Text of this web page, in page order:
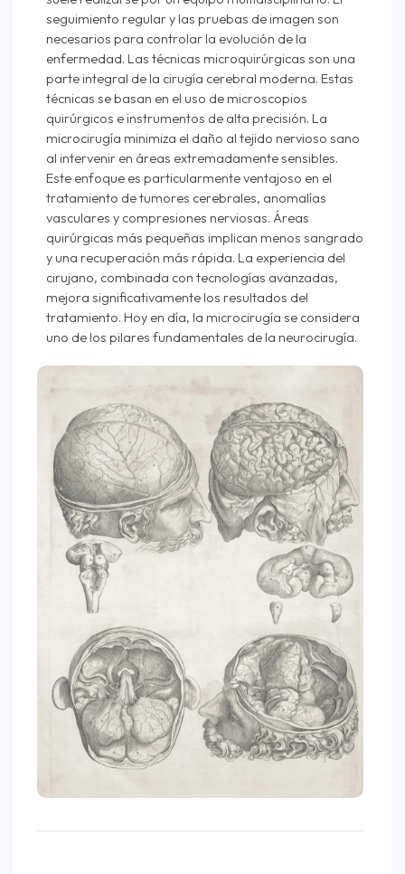
seguimiento regular y las pruebas de imagen son
necesarios para controlar la evolución de la
enfermedad. Las técnicas microquirúrgicas son una
parte integral de la cirugía cerebral moderna. Estas
técnicas se basan en el uso de microscopios
quirúrgicos e instrumentos de alta precisión. La
microcirugía minimiza el daño al tejido nervioso sano
al intervenir en áreas extremadamente sensibles.
Este enfoque es particularmente ventajoso en el
tratamiento de tumores cerebrales, anomalías
vasculares y compresiones nerviosas. Áreas
quirúrgicas más pequeñas implican menos sangrado
y una recuperación más rápida. La experiencia del
cirujano, combinada con tecnologías avanzadas,
mejora significativamente los resultados del
tratamiento. Hoy en día, la microcirugía se considera
uno de los pilares fundamentales de la neurocirugía.